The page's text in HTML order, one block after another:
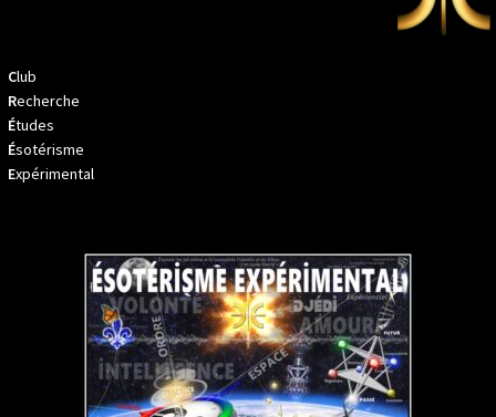
Club
Recherche
Études
Ésotérisme
Expérimental